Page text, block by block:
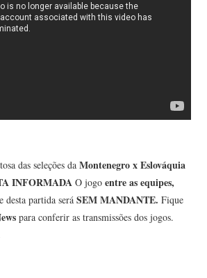
das seleções da Montenegro x Eslováquia
INFORMADAO jogoentre as equipes,
desta partida seráSEM MANDANTE.Fique
para conferir as transmissões dos jogos.